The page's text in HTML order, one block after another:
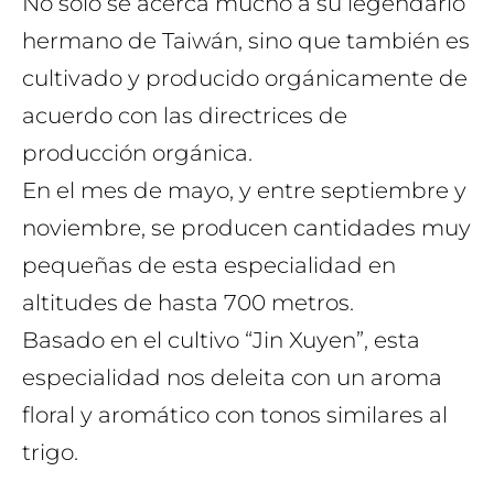
hermano de Taiwán, sino que también es
cultivado y producido orgánicamente de
acuerdo con las directrices de
producción orgánica.
En el mes de mayo, y entre septiembre y
noviembre, se producen cantidades muy
pequeñas de esta especialidad en
altitudes de hasta 700 metros.
Basado en el cultivo “Jin Xuyen”, esta
especialidad nos deleita con un aroma
floral y aromático con tonos similares al
trigo.